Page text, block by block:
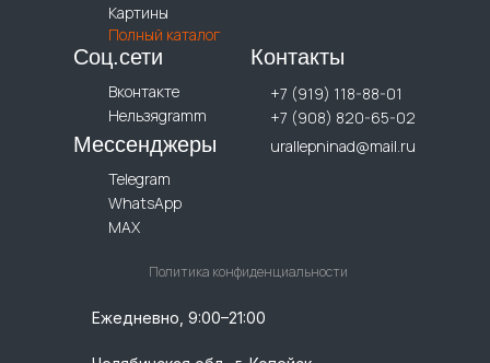
Картины
Полный каталог
+7 (919) 118-88-01
+7 (908) 820-65-02
urallepninad@mail.ru
Политика конфиденциальности
Контакты
Вконтакте
Нельзяgramm
Соц.сети
Telegram
WhatsApp
MAX
Мессенджеры
Ежедневно, 9:00–21:00